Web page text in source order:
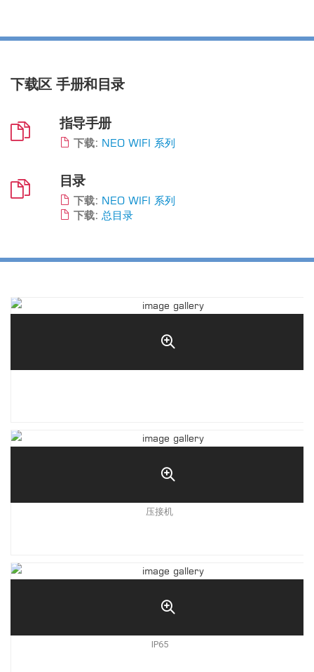
下载区手册和目录
指导手册
下载: NEO WIFI 系列
目录
下载: NEO WIFI 系列
下载: 总目录
压接机
IP65